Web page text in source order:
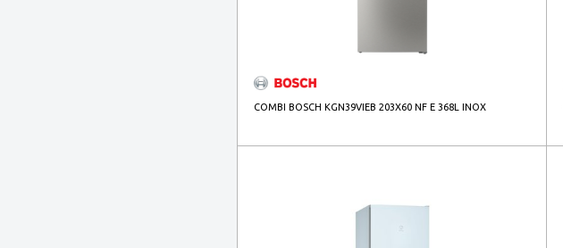
COMBI BOSCH KGN39VIEB 203X60 NF E 368L INOX